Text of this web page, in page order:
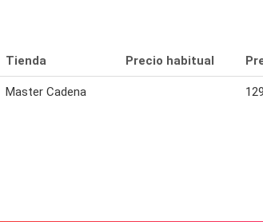
Tienda Precio habitual
Master Cadena